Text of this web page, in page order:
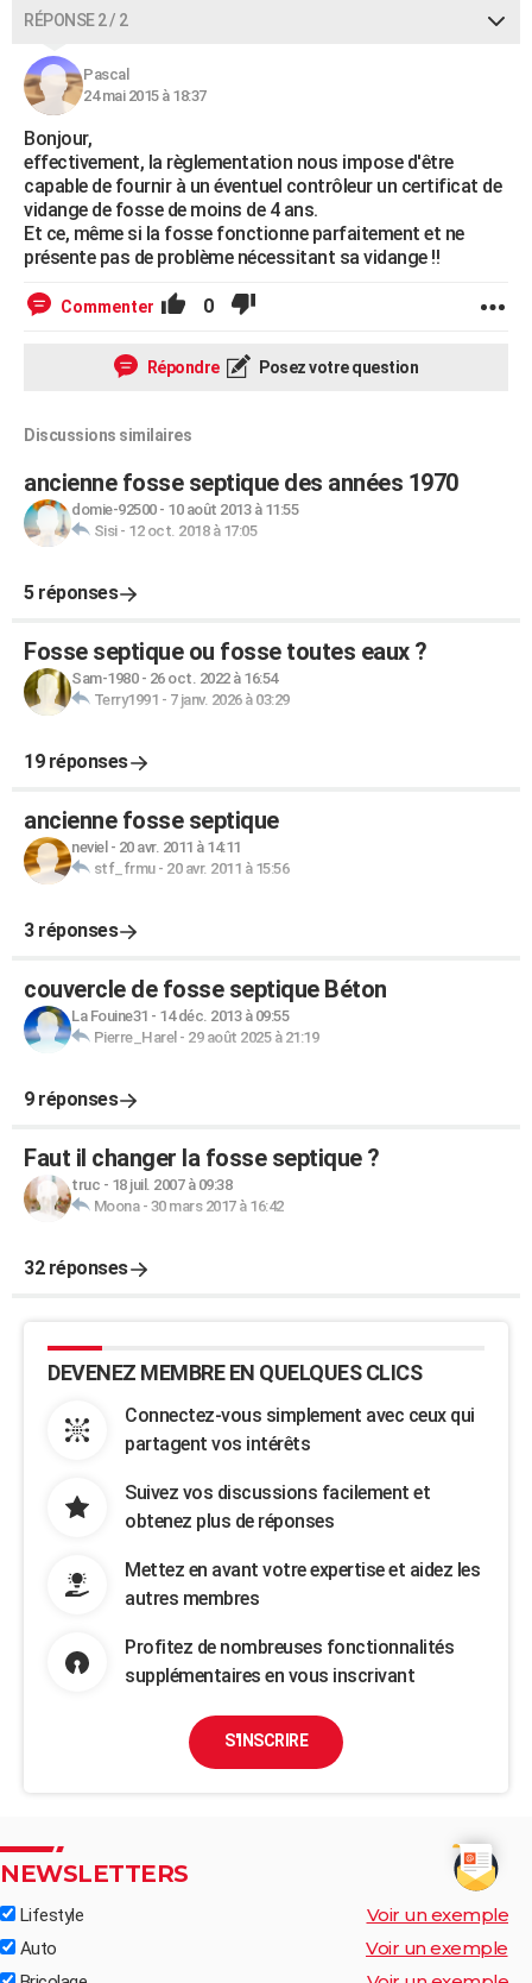
RÉPONSE 2 / 2
Pascal
24 mai 2015 à 18:37
Bonjour,
effectivement, la règlementation nous impose d'être
capable de fournir à un éventuel contrôleur un certificat de
vidange de fosse de moins de 4 ans.
Et ce, même si la fosse fonctionne parfaitement et ne
présente pas de problème nécessitant sa vidange !!
Commenter 0
Répondre Posez votre question
Discussions similaires
ancienne fosse septique des années 1970
domie-92500- 10 août 2013 à 11:55
Sisi- 12 oct. 2018 à 17:05
5 réponses
Fosse septique ou fosse toutes eaux ?
Sam-1980- 26 oct. 2022 à 16:54
Terry1991 - 7 janv. 2026 à 03:29
19 réponses
ancienne fosse septique
neviel - 20 avr. 2011 à 14:11
stf_frmu- 20 avr. 2011 à 15:56
3 réponses
couvercle de fosse septique Béton
La Fouine31 - 14 déc. 2013 à 09:55
Pierre_Harel - 29 août 2025 à 21:19
9 réponses
Faut il changer la fosse septique ?
truc - 18 juil. 2007 à 09:38
Moona- 30 mars 2017 à 16:42
32 réponses
DEVENEZ MEMBRE EN QUELQUES CLICS
Connectez-vous simplement avec ceux qui
partagent vos intérêts
Suivez vos discussions facilement et
obtenez plus de réponses
Mettez en avant votre expertise et aidez les
autres membres
Profitez de nombreuses fonctionnalités
supplémentaires en vous inscrivant
S'INSCRIRE
NEWSLETTERS
Lifestyle Voir un exemple
Auto Voir un exemple